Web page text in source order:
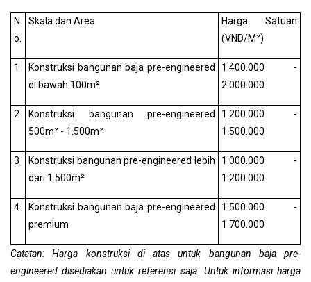
N
o.
Skala dan Area
Harga Satuan
(VND/M²)
1
Konstruksi bangunan baja pre-engineered
di bawah 100m²
1.400.000 -
2.000.000
2
Konstruksi bangunan pre-engineered
500m² - 1.500m²
1.200.000 -
1.500.000
3
Konstruksi bangunan pre-engineered lebih
dari 1.500m²
1.000.000 -
1.200.000
4
Konstruksi bangunan baja pre-engineered
premium
1.500.000 -
1.700.000
Catatan: Harga konstruksi di atas untuk bangunan baja pre-
engineered disediakan untuk referensi saja. Untuk informasi harga